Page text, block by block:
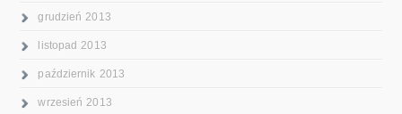
grudzień 2013
listopad 2013
październik 2013
wrzesień 2013